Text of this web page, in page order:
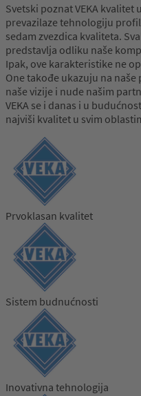
Svetski poznat VEKA
prevazilaze tehnologiju
sedam zvezdica kvaliteta.
predstavlja odliku naše
Ipak, ove karakteristike ne
One takođe ukazuju na
naše vizije i nude našim
VEKA se i danas i u
najviši kvalitet u svim
Prvoklasan kvalitet
Sistem budnućnosti
Inovativna tehnologija